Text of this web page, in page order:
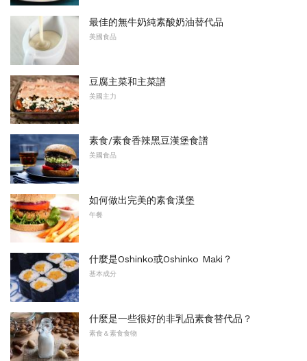
最佳的無牛奶純素酸奶油替代品
美國食品
豆腐主菜和主菜譜
美國主力
素食/素食香辣黑豆漢堡食譜
美國食品
如何做出完美的素食漢堡
午餐
什麼是Oshinko或Oshinko Maki？
基本成分
什麼是一些很好的非乳品素食替代品？
素食＆素食食物